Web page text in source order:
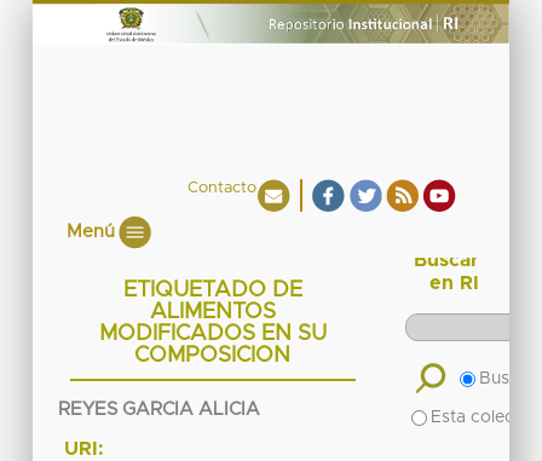
Contacto
Menú
ETIQUETADO DE
ALIMENTOS
MODIFICADOS EN SU
COMPOSICION
REYES GARCIA ALICIA
URI:
Buscar
en RI
Buscar
Esta